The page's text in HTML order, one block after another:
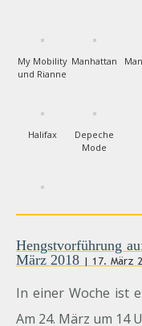
My Mobility
und Rianne
Manhattan
Halifax
Depeche
Mode
Hengstvorführung
März 2018 | 17. März
In einer Woche ist
Am 24. März um 14